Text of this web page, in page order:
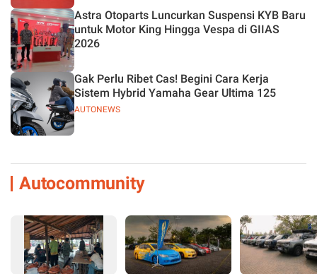
Astra Otoparts Luncurkan Suspensi KYB Baru
untuk Motor King Hingga Vespa di GIIAS
2026
AUTONEWS
Gak Perlu Ribet Cas! Begini Cara Kerja
Sistem Hybrid Yamaha Gear Ultima 125
Autocommunity